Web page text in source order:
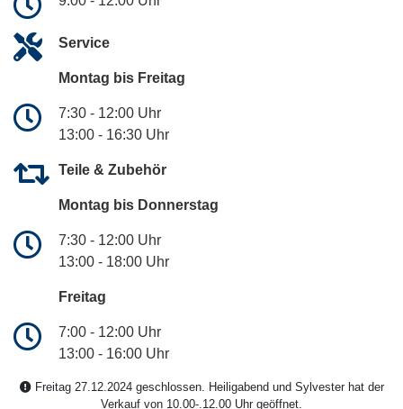
Service
Montag bis Freitag
7:30 - 12:00 Uhr
13:00 - 16:30 Uhr
Teile & Zubehör
Montag bis Donnerstag
7:30 - 12:00 Uhr
13:00 - 18:00 Uhr
Freitag
7:00 - 12:00 Uhr
13:00 - 16:00 Uhr
Freitag 27.12.2024 geschlossen. Heiligabend und Sylvester hat der
Verkauf von 10.00-.12.00 Uhr geöffnet.